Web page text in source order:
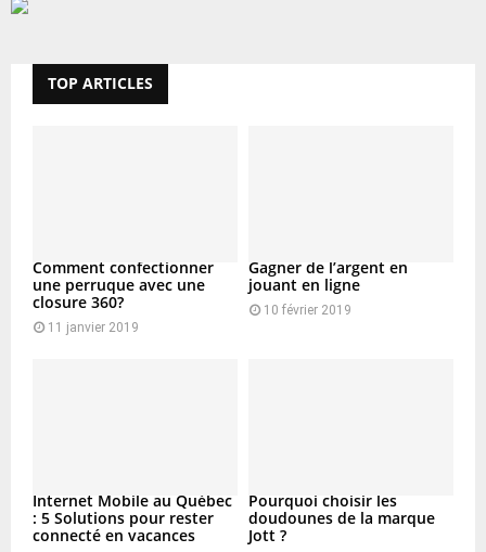
TOP ARTICLES
Comment confectionner
une perruque avec une
closure 360?
11 janvier 2019
Gagner de l’argent en
jouant en ligne
10 février 2019
Internet Mobile au Québec
: 5 Solutions pour rester
connecté en vacances
Pourquoi choisir les
doudounes de la marque
Jott ?